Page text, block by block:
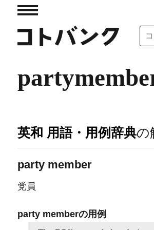
英和 用語・用例辞典の
party member
党員
party memberの用例